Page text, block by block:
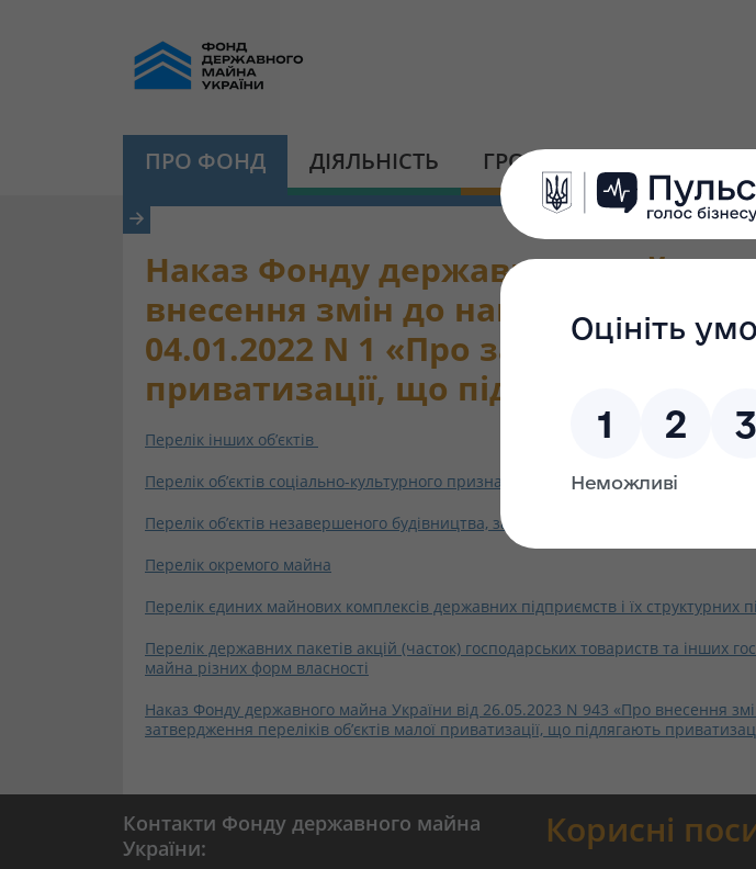
ПРО ФОНД ДІЯЛЬНІСТЬ ГРОМАДСЬКА
Наказ Фонду державного майна
внесення змін до наказу Фонду
04.01.2022 N 1 «Про затвердження
приватизації, що підлягають
Перелік інших об’єктів
Перелік об’єктів соціально-культурного призначення
Перелік об’єктів незавершеного будівництва, законсервованих об’єктів
Перелік окремого майна
Перелік єдиних майнових комплексів державних підприємств і їх структурних
Перелік державних пакетів акцій (часток) господарських товариств та інших
майна різних форм власності
Наказ Фонду державного майна України від 26.05.2023 N 943 «Про внесення
затвердження переліків об’єктів малої приватизації, що підлягають
Контакти Фонду державного майна
України:
Корисні